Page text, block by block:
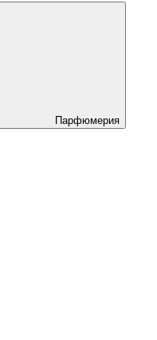
Парфюмерия